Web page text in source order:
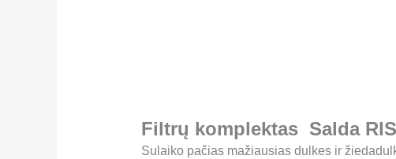
Filtrų komplektas Salda
Sulaiko pačias mažiausias dulkes ir